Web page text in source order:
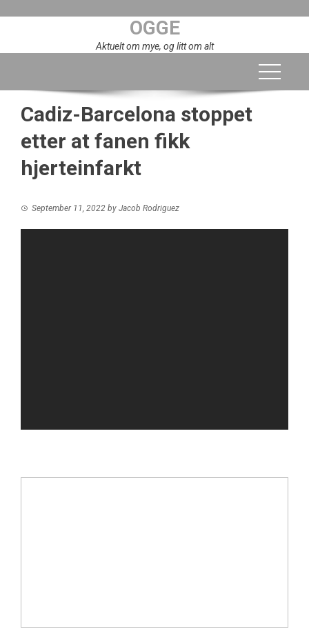
OGGE
Aktuelt om mye, og litt om alt
Cadiz-Barcelona stoppet
etter at fanen fikk
hjerteinfarkt
September 11, 2022 by Jacob Rodriguez